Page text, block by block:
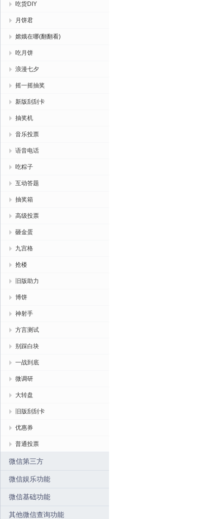
吃货DIY
月饼君
嫦娥在哪(翻翻看)
吃月饼
浪漫七夕
摇一摇抽奖
新版刮刮卡
抽奖机
音乐投票
语音电话
吃粽子
互动答题
抽奖箱
高级投票
砸金蛋
九宫格
抢楼
旧版助力
博饼
神射手
方言测试
别踩白块
一战到底
微调研
大转盘
旧版刮刮卡
优惠券
普通投票
微信第三方
微信娱乐功能
微信基础功能
其他微信查询功能